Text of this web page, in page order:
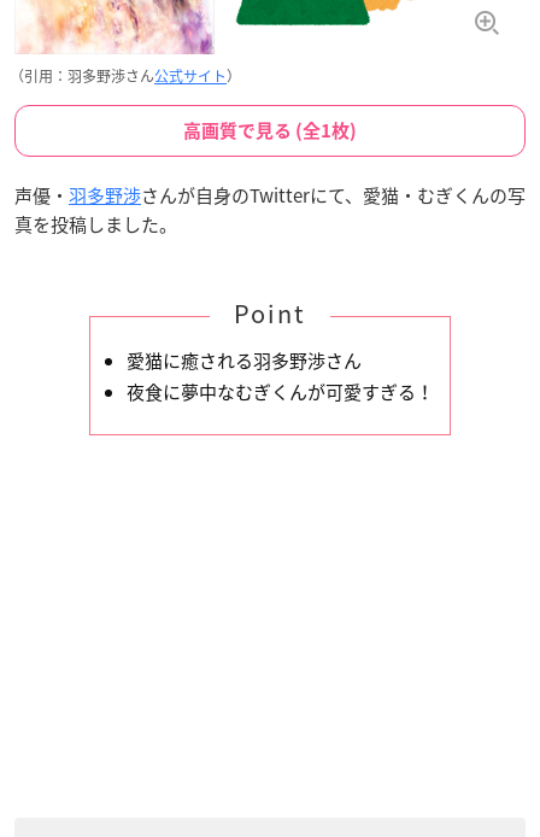
（引用：羽多野渉さん公式サイト）
高画質で見る (全1枚)
声優・ 羽多野渉さんが自身のTwitterにて、愛猫・むぎくんの写
真を投稿しました。
Point
愛猫に癒される羽多野渉さん
夜食に夢中なむぎくんが可愛すぎる！